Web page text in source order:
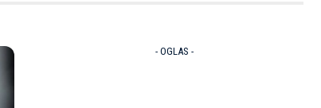
- OGLAS -